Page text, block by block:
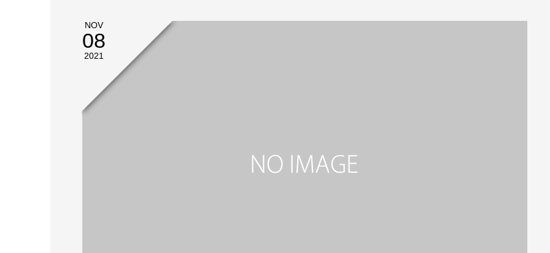
NOV
08
2021